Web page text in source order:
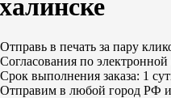
Отправь в печать за пару
Согласования по
Срок выполнения заказа: 1
Отправим в любой город РФ